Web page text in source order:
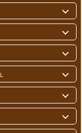





